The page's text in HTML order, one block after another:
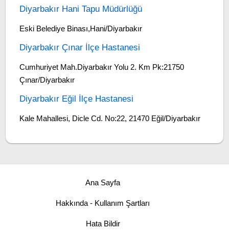
Diyarbakır Hani Tapu Müdürlüğü
Eski Belediye Binası,Hani/Diyarbakır
Diyarbakır Çınar İlçe Hastanesi
Cumhuriyet Mah.Diyarbakır Yolu 2. Km Pk:21750
Çınar/Diyarbakır
Diyarbakır Eğil İlçe Hastanesi
Kale Mahallesi, Dicle Cd. No:22, 21470 Eğil/Diyarbakır
Ana Sayfa
Hakkında - Kullanım Şartları
Hata Bildir